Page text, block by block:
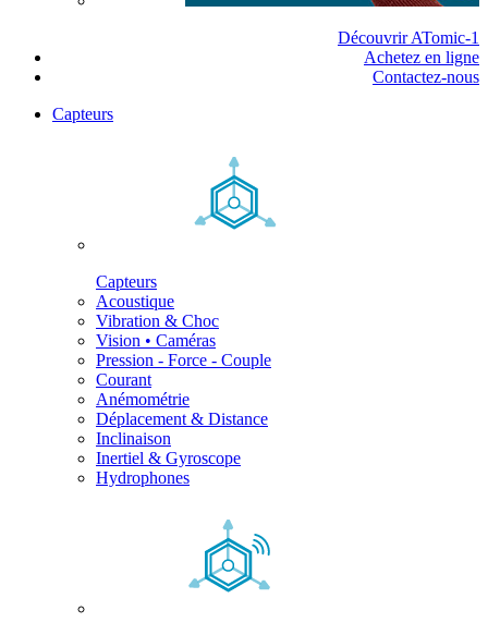
Découvrir ATomic-1
Achetez en ligne
Contactez-nous
Capteurs
Capteurs
Acoustique
Vibration & Choc
Vision • Caméras
Pression - Force - Couple
Courant
Anémométrie
Déplacement & Distance
Inclinaison
Inertiel & Gyroscope
Hydrophones